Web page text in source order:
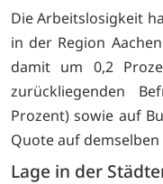
Die Arbeitslosigkeit
in der Region
damit um 0,2
zurückliegenden
Prozent) sowie auf
Quote auf
Lage in der